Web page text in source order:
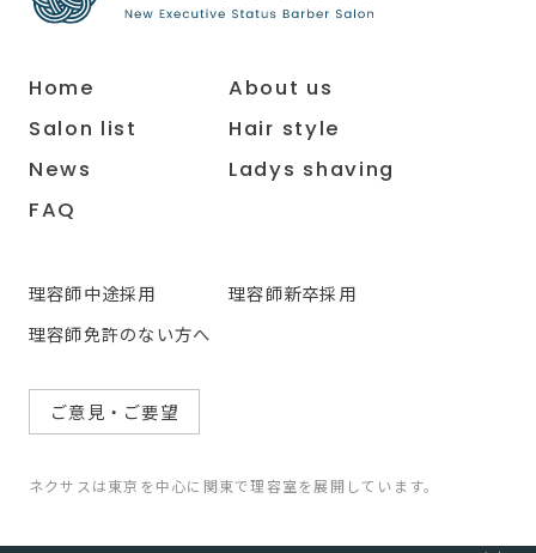
Home
About us
Salon list
Hair style
News
Ladys shaving
FAQ
理容師中途採用
理容師新卒採用
理容師免許のない方へ
ご意見・ご要望
ネクサスは東京を中心に関東で理容室を展開しています。